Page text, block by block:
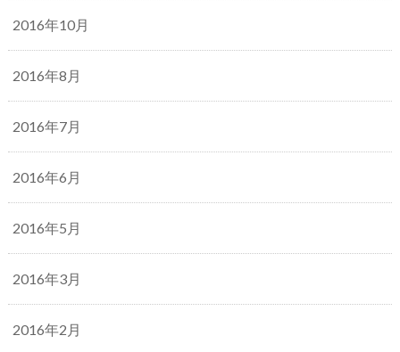
2016年10月
2016年8月
2016年7月
2016年6月
2016年5月
2016年3月
2016年2月